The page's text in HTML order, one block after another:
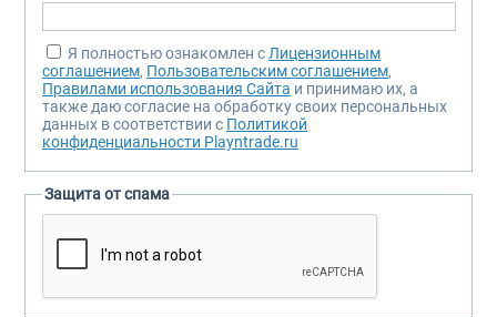
Я полностью ознакомлен с Лицензионным
соглашением, Пользовательским соглашением,
Правилами использования Сайта и принимаю их, а
также даю согласие на обработку своих персональных
данных в соответствии с Политикой
конфиденциальности Playntrade.ru
Защита от спама